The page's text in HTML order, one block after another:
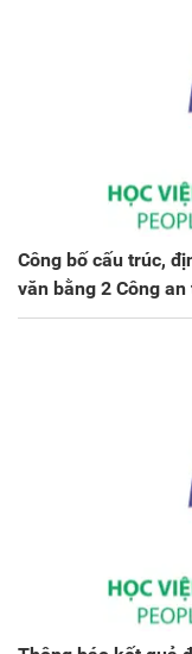
Công bố cấu trúc,
văn bằng 2 Công